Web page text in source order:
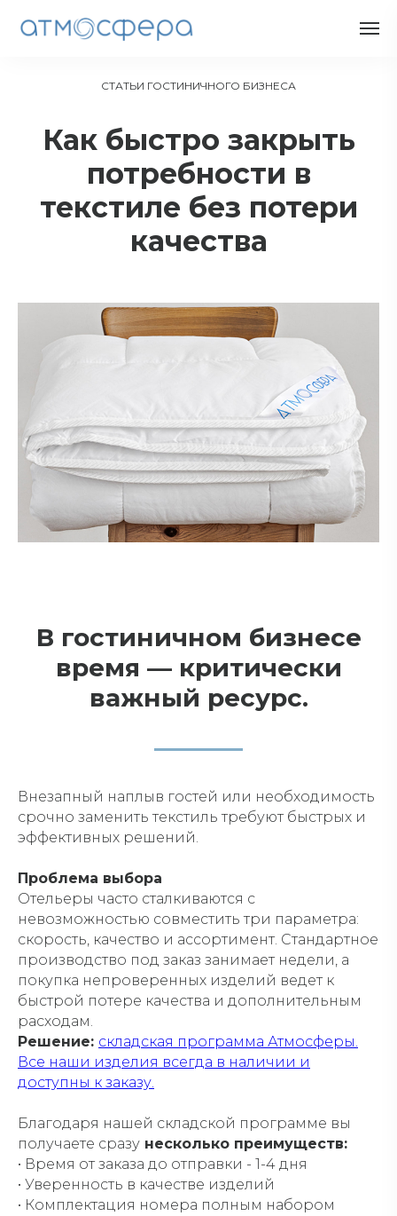
СТАТЬИ ГОСТИНИЧНОГО БИЗНЕСА
Как быстро закрыть
потребности в
текстиле без потери
качества
В гостиничном бизнесе
время — критически
важный ресурс.
Внезапный наплыв гостей или необходимость
срочно заменить текстиль требуют быстрых и
эффективных решений.
Проблема выбора
Отельеры часто сталкиваются с
невозможностью совместить три параметра:
скорость, качество и ассортимент. Стандартное
производство под заказ занимает недели, а
покупка непроверенных изделий ведет к
быстрой потере качества и дополнительным
расходам.
Решение: складская программа Атмосферы.
Все наши изделия всегда в наличии и
доступны к заказу.
Благодаря нашей складской программе вы
получаете сразу несколько преимуществ:
• Время от заказа до отправки - 1-4 дня
• Уверенность в качестве изделий
• Комплектация номера полным набором